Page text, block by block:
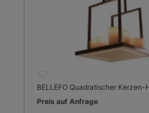
BELLEFO Quadratischer
Preis auf Anfrage